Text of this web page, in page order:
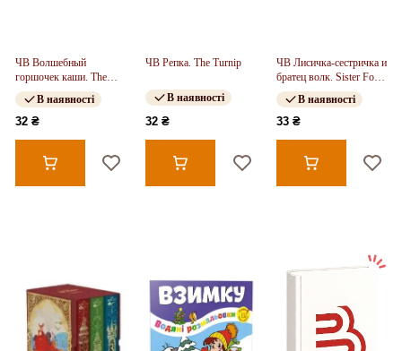
ЧВ Волшебный
горшочек каши. The
Magic Porridge Pot
В наявності
32 ₴
ЧВ Репка. The Turnip
В наявності
32 ₴
ЧВ Лисичка-сестричка и
братец волк. Sister Fox
and Brother Wolf
В наявності
33 ₴